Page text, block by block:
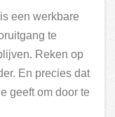
een werkbare
te
Reken op
En precies dat
geeft om door te